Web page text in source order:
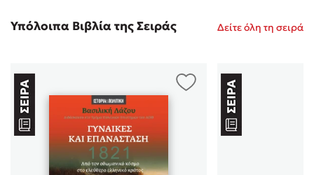
Υπόλοιπα Βιβλία της Σειράς Δείτε όλη τη σειρά